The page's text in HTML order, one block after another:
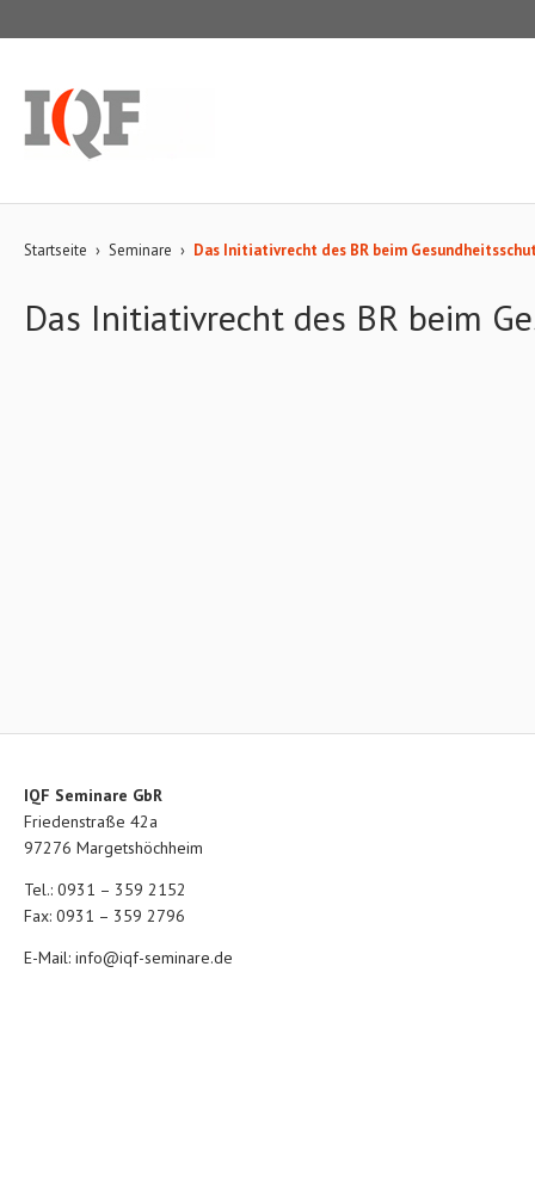
Startseite › Seminare › Das Initiativrecht des BR beim
Das Initiativrecht des BR beim
IQF Seminare GbR
Friedenstraße 42a
97276 Margetshöchheim
Tel.: 0931 – 359 2152
Fax: 0931 – 359 2796
E-Mail: info@iqf-seminare.de